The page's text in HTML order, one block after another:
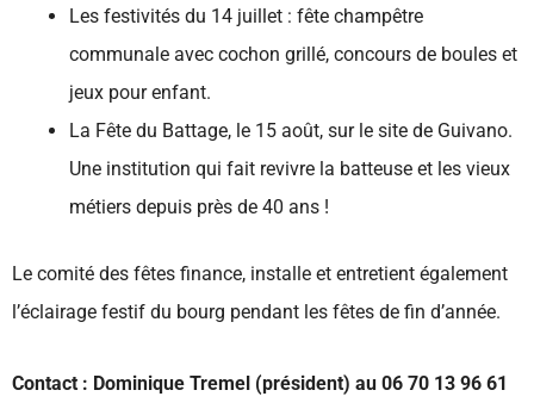
Les festivités du 14 juillet : fête champêtre
communale avec cochon grillé, concours de boules et
jeux pour enfant.
La Fête du Battage, le 15 août, sur le site de Guivano.
Une institution qui fait revivre la batteuse et les vieux
métiers depuis près de 40 ans !
Le comité des fêtes finance, installe et entretient également
l’éclairage festif du bourg pendant les fêtes de fin d’année.
Contact : Dominique Tremel (président) au 06 70 13 96 61